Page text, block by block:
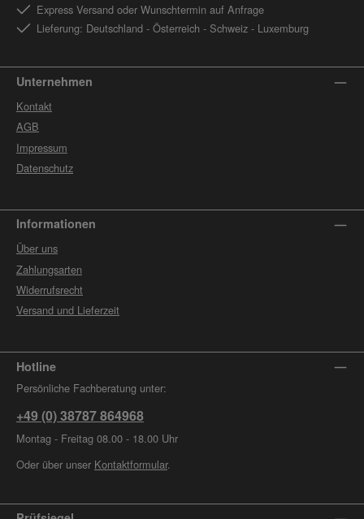
Express Versand oder Wunschtermin auf Anfrage
Lieferung: Deutschland - Österreich - Schweiz - Luxemburg
Unternehmen
Kontakt
AGB
Impressum
Datenschutz
Informationen
Über uns
Zahlungsarten
Widerrufsrecht
Versand und Lieferzeit
Hotline
Persönliche Fachberatung unter:
+49 (0) 38787 864968
Montag - Freitag 08.00 - 18.00 Uhr
Oder über unser Kontaktformular.